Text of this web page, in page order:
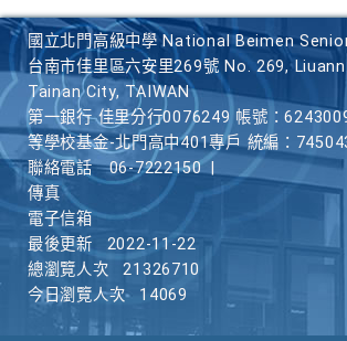
國立北門高級中學 National Beimen
台南市佳里區六安里269號 No. 269,
Tainan City, TAIWAN
第一銀行 佳里分行0076249 帳號：
等學校基金-北門高中401專戶 統編：
聯絡電話
06-7222150
傳真
電子信箱
最後更新
2022-11-22
總瀏覽人次
21326710
今日瀏覽人次
14069